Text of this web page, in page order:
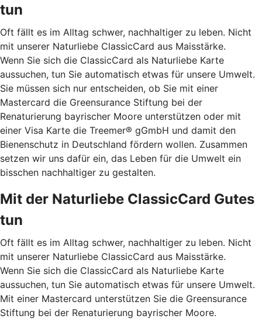
tun
Oft fällt es im Alltag schwer, nachhaltiger zu leben. Nicht
mit unserer Naturliebe ClassicCard aus Maisstärke.
Wenn Sie sich die ClassicCard als Naturliebe Karte
aussuchen, tun Sie automatisch etwas für unsere Umwelt.
Sie müssen sich nur entscheiden, ob Sie mit einer
Mastercard die Greensurance Stiftung bei der
Renaturierung bayrischer Moore unterstützen oder mit
einer Visa Karte die Treemer® gGmbH und damit den
Bienenschutz in Deutschland fördern wollen. Zusammen
setzen wir uns dafür ein, das Leben für die Umwelt ein
bisschen nachhaltiger zu gestalten.
Mit der Naturliebe ClassicCard Gutes
tun
Oft fällt es im Alltag schwer, nachhaltiger zu leben. Nicht
mit unserer Naturliebe ClassicCard aus Maisstärke.
Wenn Sie sich die ClassicCard als Naturliebe Karte
aussuchen, tun Sie automatisch etwas für unsere Umwelt.
Mit einer Mastercard unterstützen Sie die Greensurance
Stiftung bei der Renaturierung bayrischer Moore.